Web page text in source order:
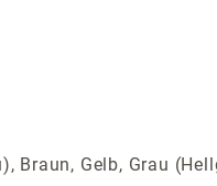
Gelb, Grau